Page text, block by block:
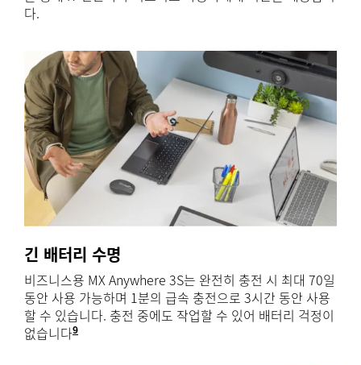
다.
긴 배터리 수명
비즈니스용 MX Anywhere 3S는 완전히 충전 시 최대 70일
동안 사용 가능하며 1분의 급속 충전으로 3시간 동안 사용
할 수 있습니다. 충전 중에도 작업할 수 있어 배터리 걱정이
없습니다9